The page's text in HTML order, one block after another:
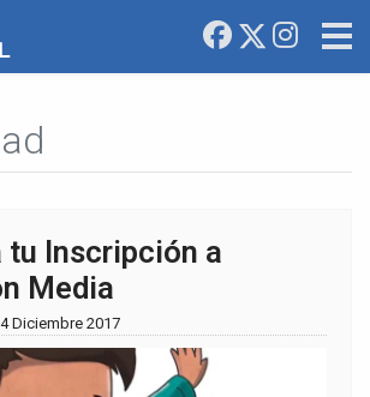
tu Inscripción a
Media
Diciembre 2017